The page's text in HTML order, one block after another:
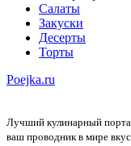
Салаты
Закуски
Десерты
Торты
Poejka.ru
Лучший кулинарный
ваш проводник в мире